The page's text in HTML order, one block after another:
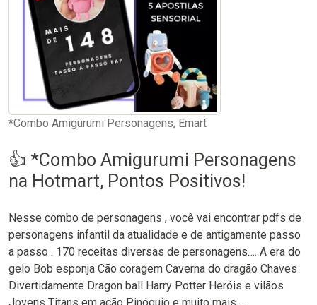
*Combo Amigurumi Personagens, Emart
👍 *Combo Amigurumi Personagens
na Hotmart, Pontos Positivos!
Nesse combo de personagens , você vai encontrar pdfs de
personagens infantil da atualidade e de antigamente passo
a passo . 170 receitas diversas de personagens…. A era do
gelo Bob esponja Cão coragem Caverna do dragão Chaves
Divertidamente Dragon ball Harry Potter Heróis e vilãos